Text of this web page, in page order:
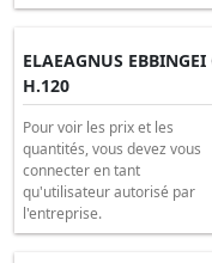
ELAEAGNUS
H.120
Pour voir les prix et les
quantités, vous devez vous
connecter en tant
qu'utilisateur autorisé par
l'entreprise.